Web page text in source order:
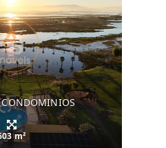
CONDOMINIOS
m²